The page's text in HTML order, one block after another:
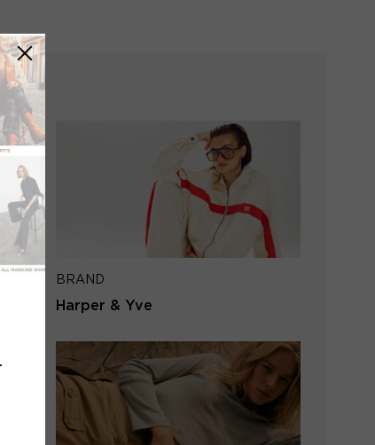
MY LOGIN
DETAILS
login details? Enter the email
of your account and click 'send'
SEND
BRAND
Harper & Yve